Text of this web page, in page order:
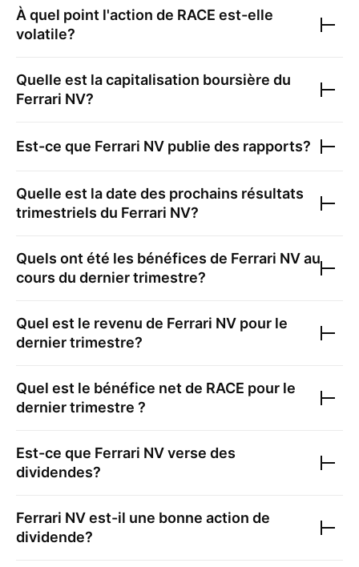
À quel point l'action de RACE est-elle
volatile?
Quelle est la capitalisation boursière du
Ferrari NV?
Est-ce que Ferrari NV publie des rapports?
Quelle est la date des prochains résultats
trimestriels du Ferrari NV?
Quels ont été les bénéfices de Ferrari NVau
cours du dernier trimestre?
Quel est le revenu de Ferrari NV pour le
dernier trimestre?
Quel est le bénéfice net de RACE pour le
dernier trimestre ?
Est-ce que Ferrari NVverse des
dividendes?
Ferrari NVest-il une bonne action de
dividende?